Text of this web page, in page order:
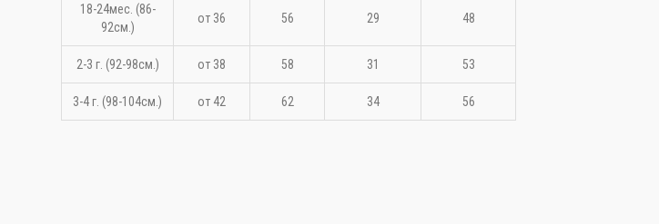
18-24мес. (86-
92см.)
от 36 56 29 48
2-3 г. (92-98см.) от 38 58 31 53
3-4 г. (98-104см.) от 42 62 34 56